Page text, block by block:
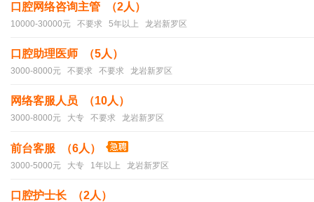
口腔网络咨询主管 （2人）
10000-30000元 不要求 5年以上 龙岩新罗区
口腔助理医师 （5人）
3000-8000元 不要求 不要求 龙岩新罗区
网络客服人员 （10人）
3000-8000元 大专 不要求 龙岩新罗区
前台客服 （6人）
3000-5000元 大专 1年以上 龙岩新罗区
口腔护士长 （2人）